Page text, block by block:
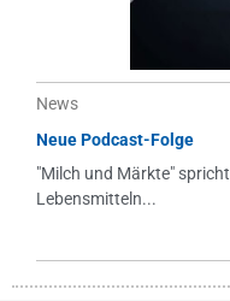
News
Neue Podcast-Folge
"Milch und Märkte"
Lebensmitteln...